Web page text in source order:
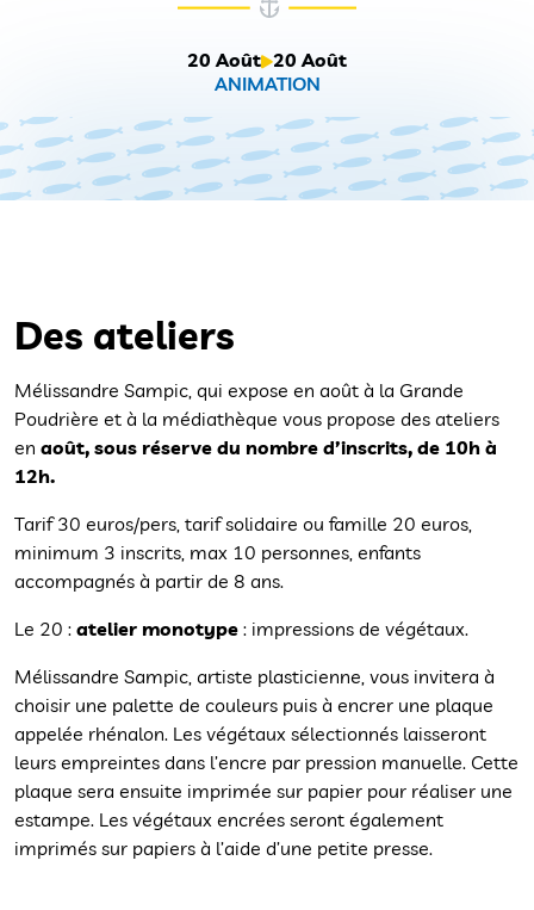
20 Août 20 Août
ANIMATION
Des ateliers
Mélissandre Sampic, qui expose en août à la Grande
Poudrière et à la médiathèque vous propose des ateliers
en août, sous réserve du nombre d’inscrits, de 10h à
12h.
Tarif 30 euros/pers, tarif solidaire ou famille 20 euros,
minimum 3 inscrits, max 10 personnes, enfants
accompagnés à partir de 8 ans.
Le 20 : atelier monotype : impressions de végétaux.
Mélissandre Sampic, artiste plasticienne, vous invitera à
choisir une palette de couleurs puis à encrer une plaque
appelée rhénalon. Les végétaux sélectionnés laisseront
leurs empreintes dans l’encre par pression manuelle. Cette
plaque sera ensuite imprimée sur papier pour réaliser une
estampe. Les végétaux encrées seront également
imprimés sur papiers à l’aide d’une petite presse.